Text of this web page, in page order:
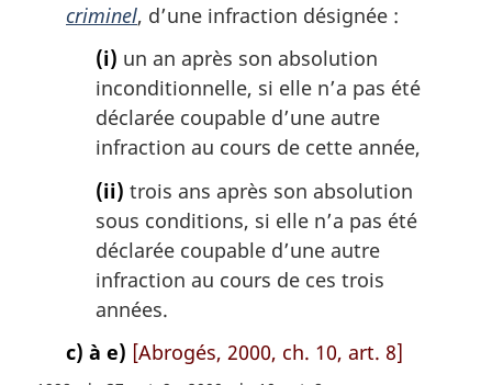
criminel, d’une infraction désignée :
(i) un an après son absolution
inconditionnelle, si elle n’a pas été
déclarée coupable d’une autre
infraction au cours de cette année,
(ii) trois ans après son absolution
sous conditions, si elle n’a pas été
déclarée coupable d’une autre
infraction au cours de ces trois
années.
c) à e) [Abrogés, 2000, ch. 10, art. 8]